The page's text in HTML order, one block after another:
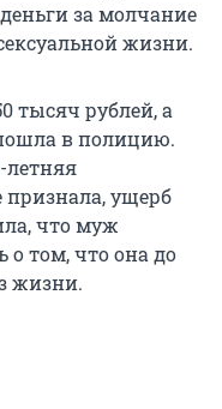
за молчание
жизни.
тысяч рублей, а
пошла в полицию.
летняя
ущерб
что муж
том, что она до
жизни.